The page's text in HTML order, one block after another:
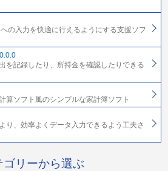
の入力を快適に行えるようにする支援ソフ
を記録したり、所持金を確認したりできる
算ソフト風のシンプルな家計簿ソフト
り、効率よくデータ入力できるよう工夫さ
ゴリーから選ぶ